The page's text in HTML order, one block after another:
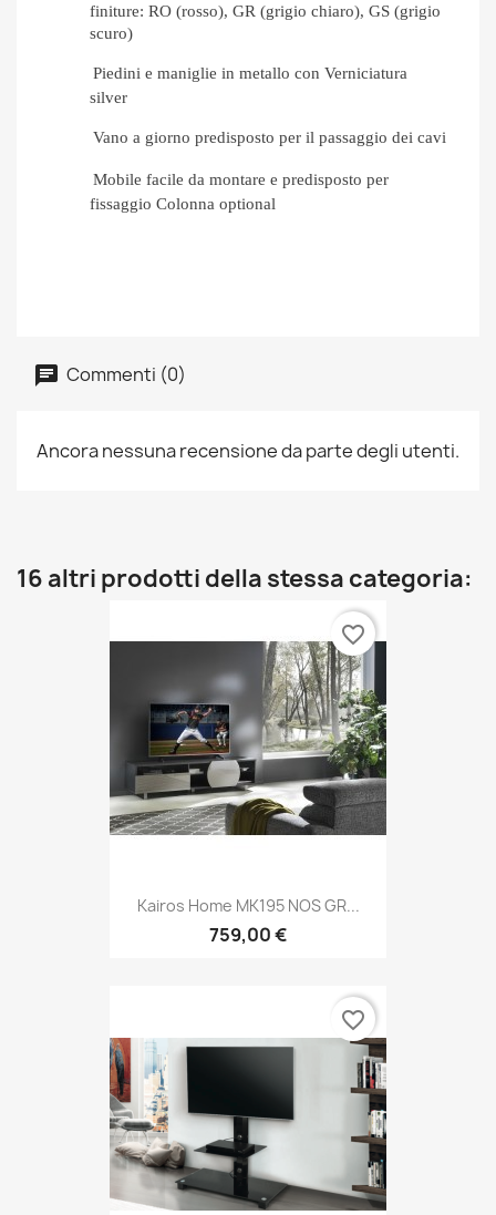
finiture: RO (rosso), GR (grigio chiaro), GS (grigio
scuro)
Piedini e maniglie in metallo con Verniciatura
silver
Vano a giorno predisposto per il passaggio dei cavi
Mobile facile da montare e predisposto per
fissaggio Colonna optional
Commenti (0)
Ancora nessuna recensione da parte degli utenti.
16 altri prodotti della stessa categoria:
Kairos Home MK195 NOS GR...
759,00 €
favorite_border
favorite_border